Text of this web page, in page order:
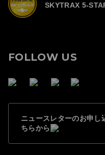
SKYTRAX 5-
FOLLOW US
ニュースレターのお申し
ちらから